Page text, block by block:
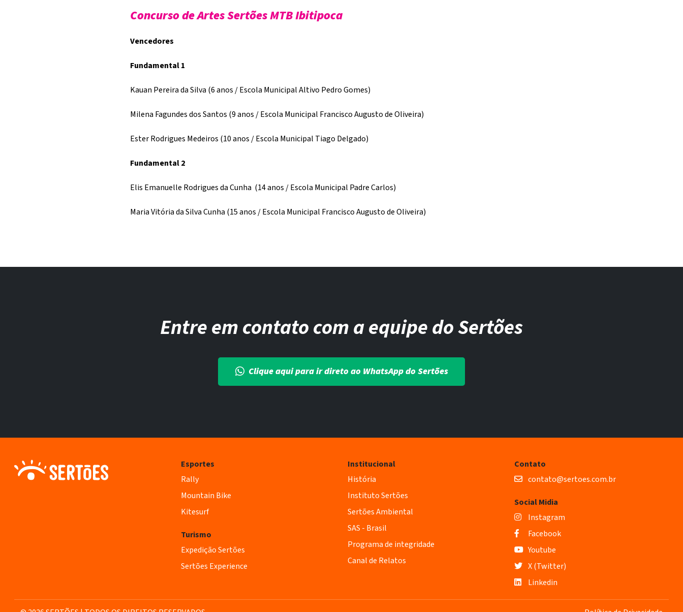
Concurso de Artes Sertões MTB Ibitipoca
Vencedores
Fundamental 1
Kauan Pereira da Silva (6 anos / Escola Municipal Altivo Pedro Gomes)
Milena Fagundes dos Santos (9 anos / Escola Municipal Francisco Augusto de Oliveira)
Ester Rodrigues Medeiros (10 anos / Escola Municipal Tiago Delgado)
Fundamental 2
Elis Emanuelle Rodrigues da Cunha (14 anos / Escola Municipal Padre Carlos)
Maria Vitória da Silva Cunha (15 anos / Escola Municipal Francisco Augusto de Oliveira)
Entre em contato com a equipe do Sertões
Clique aqui para ir direto ao WhatsApp do Sertões
Esportes
Rally
Mountain Bike
Kitesurf
Turismo
Expedição Sertões
Sertões Experience
Institucional
História
Instituto Sertões
Sertões Ambiental
SAS - Brasil
Programa de integridade
Canal de Relatos
Contato
contato@sertoes.com.br
Social Midia
Instagram
Facebook
Youtube
X (Twitter)
Linkedin